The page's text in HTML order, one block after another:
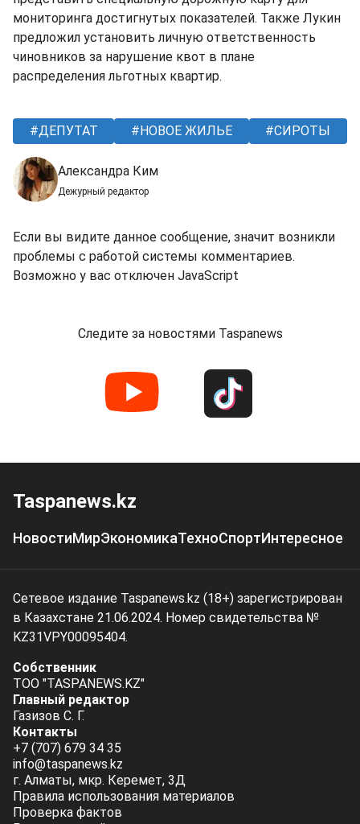
мониторинга достигнутых показателей. Также Лукин
предложил установить личную ответственность
чиновников за нарушение квот в плане
распределения льготных квартир.
ДЕПУТАТ НОВОЕ ЖИЛЬЕ СИРОТЫ
Александра Ким
Дежурный редактор
Если вы видите данное сообщение, значит возникли
проблемы с работой системы комментариев.
Возможно у вас отключен JavaScript
Следите за новостями Taspanews
Taspanews.kz
НовостиМирЭкономикаТехноСпортИнтересное
Сетевое издание Taspanews.kz (18+) зарегистрирован
в Казахстане 21.06.2024. Номер свидетельства №
KZ31VPY00095404.
Собственник
ТОО "TASPANEWS.KZ"
Главный редактор
Газизов С. Г.
Контакты
+7 (707) 679 34 35
info@taspanews.kz
г. Алматы, мкр. Керемет, 3Д
Правила использования материалов
Проверка фактов